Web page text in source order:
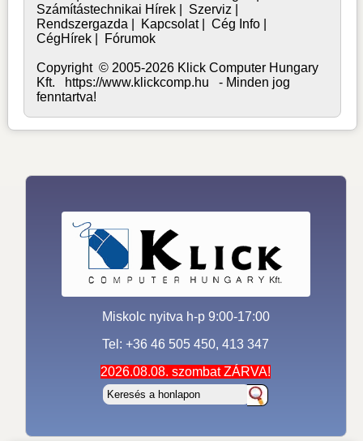
Számítástechnikai Hírek
Szerviz
Rendszergazda
Kapcsolat|Cég Info
CégHírek
Fórumok
Copyright © 2005-2026 Klick Computer Hungary
Kft. https://www.klickcomp.hu - Minden jog
fenntartva!
Miskolc nyitva h-p 9:00-17:00
Tel: +36 46 505 450, 413 347
2026.08.08. szombat ZÁRVA!